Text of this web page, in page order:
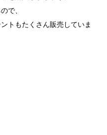
で、
トもたくさん販売していま